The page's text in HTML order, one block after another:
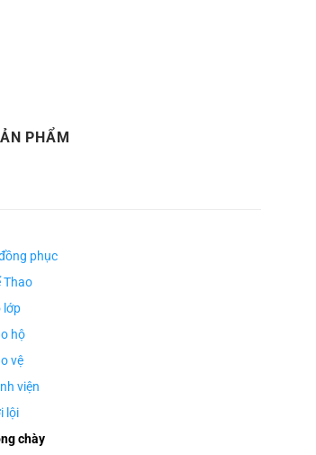
PHẨM
phục
Thao
lớp
hộ
vệ
viện
lội
chày